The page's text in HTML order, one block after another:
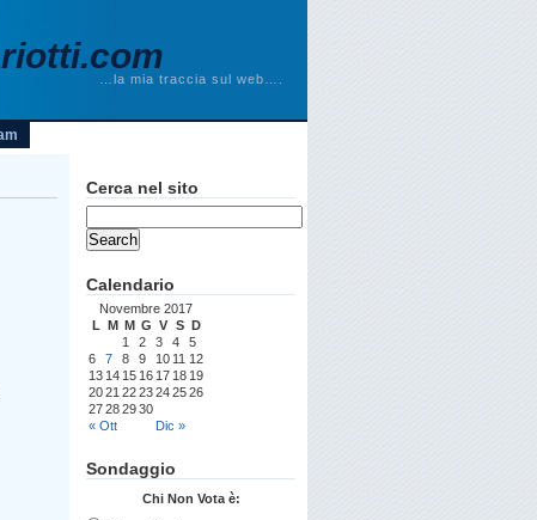
…la mia traccia sul web….
Cerca nel sito
Calendario
Novembre 2017
L M M G V S D
« Ott Dic »
1 2 3 4
5
6
7 8 9 10 11 12
13 14 15 16 17 18 19
2021 2223242526
27282930
Sondaggio
Chi Non Vota è: